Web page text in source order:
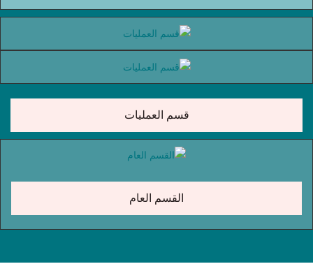
قسم العمليات
القسم العام